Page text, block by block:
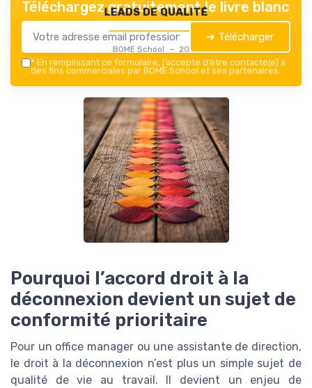
leads de qualité
BOME School — 2026
Téléchargez gratuitement le livre blanc
➔ Télécharger
* En remplissant ce formulaire, j’accepte d’être contacté(e) à
des fins commerciales par BOME School et ses partenaires.
Pourquoi l’accord droit à la
déconnexion devient un sujet de
conformité prioritaire
Pour un office manager ou une assistante de direction,
le droit à la déconnexion n’est plus un simple sujet de
qualité de vie au travail. Il devient un enjeu de